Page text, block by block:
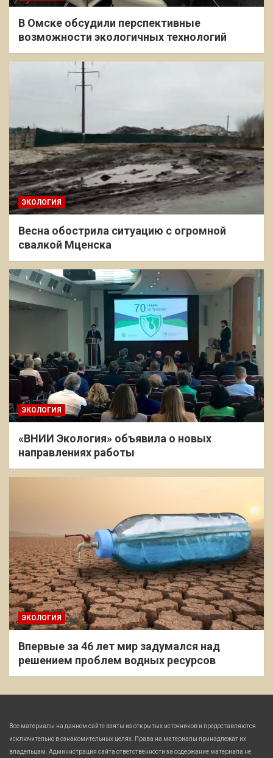
В Омске обсудили перспективные
возможности экологичных технологий
ЭКОЛОГИЯ
Весна обострила ситуацию с огромной
свалкой Мценска
ЭКОЛОГИЯ
«ВНИИ Экология» объявила о новых
направлениях работы
ЭКОЛОГИЯ
Впервые за 46 лет мир задумался над
решением проблем водных ресурсов
Все материалы на данном сайте взяты из открытых источников и предоставляются
исключительно в ознакомительных целях. Права на материалы принадлежат их
владельцам. Администрация сайта ответственности за содержание материала не